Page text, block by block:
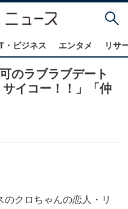
・ビジネス エンタメ リサ
のラブラブデート
イコー！！」「仲
クロちゃんの恋人・リ